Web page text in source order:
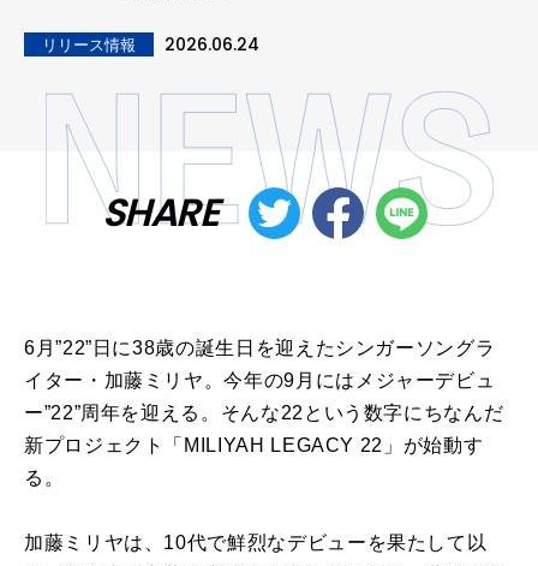
リリース情報 2026.06.24
SHARE
6月”22”日に38歳の誕生日を迎えたシンガーソングラ
イター・加藤ミリヤ。今年の9月にはメジャーデビュ
ー”22”周年を迎える。そんな22という数字にちなんだ
新プロジェクト「MILIYAH LEGACY 22」が始動す
る。
加藤ミリヤは、10代で鮮烈なデビューを果たして以